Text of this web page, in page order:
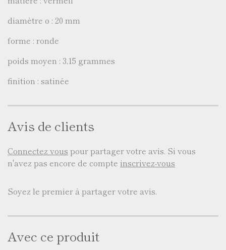
diamètre ø : 20 mm
forme : ronde
poids moyen : 3,15 grammes
finition : satinée
Avis de clients
Connectez vous pour partager votre avis. Si vous
n'avez pas encore de compte inscrivez-vous
Soyez le premier à partager votre avis.
Avec ce produit